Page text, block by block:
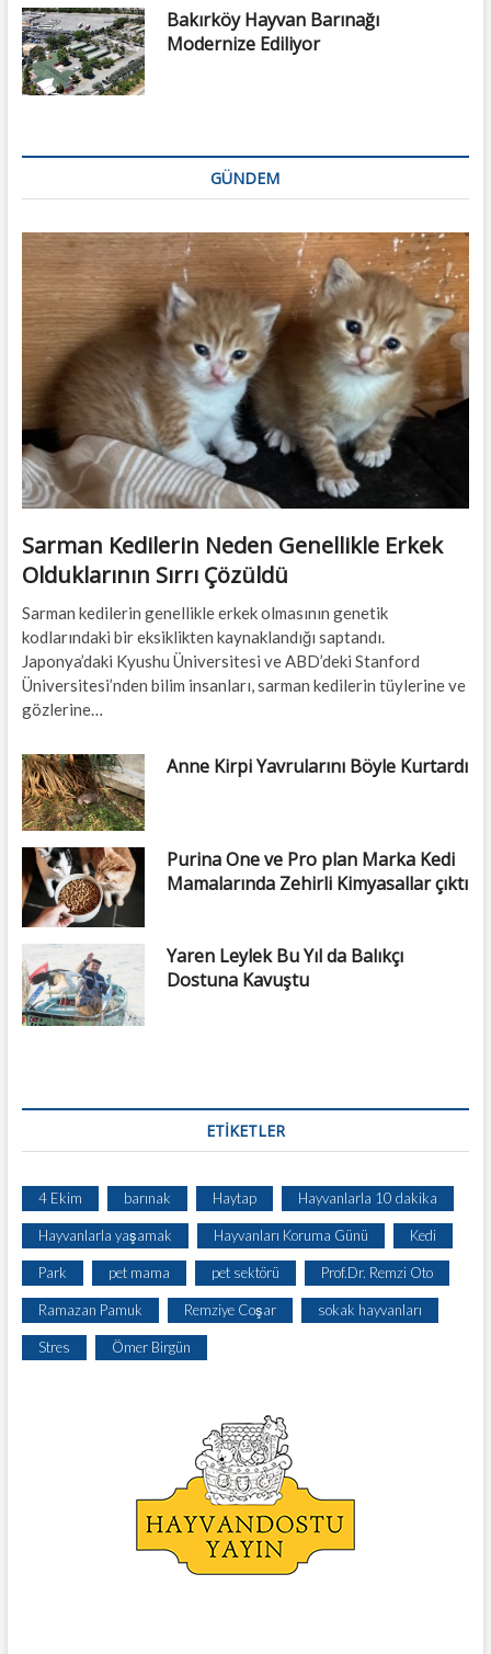
Bakırköy Hayvan Barınağı
Modernize Ediliyor
GÜNDEM
Sarman Kedilerin Neden Genellikle Erkek
Olduklarının Sırrı Çözüldü
Sarman kedilerin genellikle erkek olmasının genetik
kodlarındaki bir eksiklikten kaynaklandığı saptandı.
Japonya’daki Kyushu Üniversitesi ve ABD’deki Stanford
Üniversitesi’nden bilim insanları, sarman kedilerin tüylerine ve
gözlerine…
Anne Kirpi Yavrularını Böyle Kurtardı
Purina One ve Pro plan Marka Kedi
Mamalarında Zehirli Kimyasallar çıktı
Yaren Leylek Bu Yıl da Balıkçı
Dostuna Kavuştu
ETIKETLER
4 Ekim barınak Haytap Hayvanlarla 10 dakika
Hayvanlarla yaşamak Hayvanları Koruma Günü Kedi
Park pet mama pet sektörü Prof.Dr. Remzi Oto
Ramazan Pamuk Remziye Coşar sokak hayvanları
Stres Ömer Birgün